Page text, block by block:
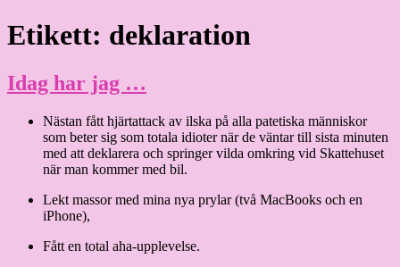
Hoppa
till
Granding.nu
Etikett: deklaration
Idag har jag …
Nästan fått hjärtattack av ilska på alla patetiska människor
som beter sig som totala idioter när de väntar till sista minuten
med att deklarera och springer vilda omkring vid Skattehuset
när man kommer med bil.
Lekt massor med mina nya prylar (två MacBooks och en
iPhone),
Fått en total aha-upplevelse.